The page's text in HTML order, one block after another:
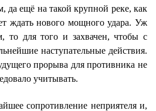
да ещё на такой крупной реке, как
ждать нового мощного удара. Уж
то для того и захвачен, чтобы с
наступательные действия.
прорыва для противника не
учитывать.
сопротивление неприятеля и,